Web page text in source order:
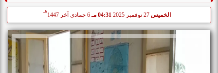
الخميس 04:31 مـ 6 جمادى آخر 1447
هـ